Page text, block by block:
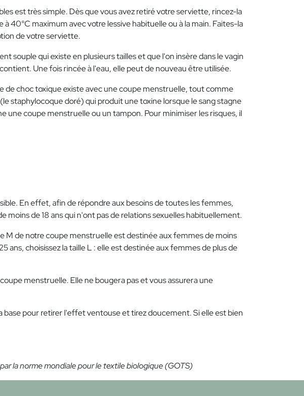
est très simple. Dès que vous avez retiré votre serviette, rincez-la
40°C maximum avec votre lessive habituelle ou à la main. Faites-la
de votre serviette.
souple qui existe en plusieurs tailles et que l'on insère dans le vagin
Une fois rincée à l'eau, elle peut de nouveau être utilisée.
de choc toxique existe avec une coupe menstruelle, tout comme
staphylocoque doré) qui produit une toxine lorsque le sang stagne
coupe menstruelle ou un tampon. Pour minimiser les risques, il
En effet, afin de répondre aux besoins de toutes les femmes,
de 18 ans qui n'ont pas de relations sexuelles habituellement.
M de notre coupe menstruelle est destinée aux femmes de moins
ans, choisissez la taille L : elle est destinée aux femmes de plus de
menstruelle. Elle ne bougera pas et vous assurera une
pour retirer l'effet ventouse et tirez doucement. Si elle est bien
la norme mondiale pour le textile biologique (GOTS)